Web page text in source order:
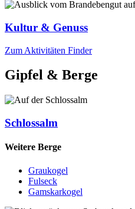
Kultur & Genuss
Zum Aktivitäten Finder
Gipfel & Berge
Schlossalm
Weitere Berge
Graukogel
Fulseck
Gamskarkogel